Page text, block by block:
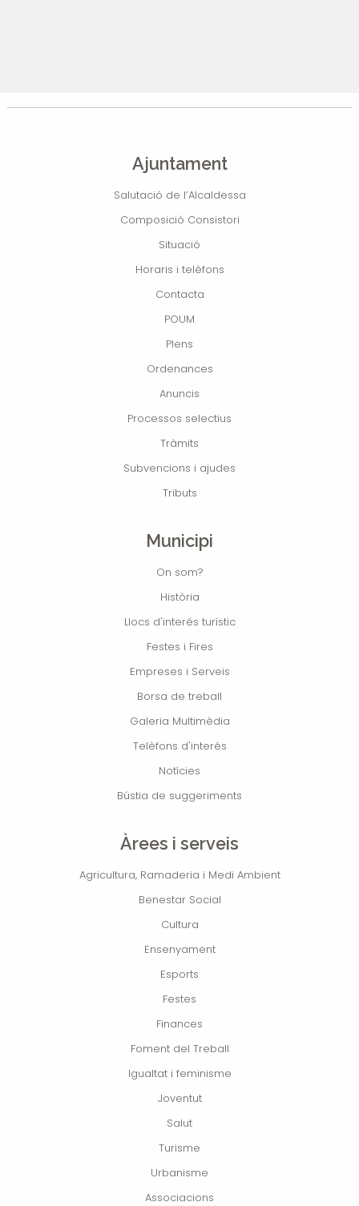
Ajuntament
Salutació de l’Alcaldessa
Composició Consistori
Situació
Horaris i telèfons
Contacta
POUM
Plens
Ordenances
Anuncis
Processos selectius
Tràmits
Subvencions i ajudes
Tributs
Municipi
On som?
Història
Llocs d'interés turístic
Festes i Fires
Empreses i Serveis
Borsa de treball
Galeria Multimèdia
Telèfons d'interés
Notícies
Bústia de suggeriments
Àrees i serveis
Agricultura, Ramaderia i Medi Ambient
Benestar Social
Cultura
Ensenyament
Esports
Festes
Finances
Foment del Treball
Igualtat i feminisme
Joventut
Salut
Turisme
Urbanisme
Associacions